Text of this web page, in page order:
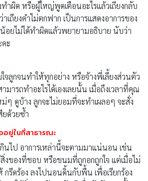
ำผิด หรือผู้ใหญ่พูดเตือนอะไรแล้วเถียงกลับ
เถียงคำไม่ตกฟาก เป็นการแสดงอาการของ
อยไม่ได้ทำผิดแล้วพยายามอธิบาย นับว่า
ะ
ลูกจนทำให้ทุกอย่าง หรือจ้างพี่เลี้ยงส่วนตัว
มารถทำอะไรได้เองเลยนั้น เมื่อถึงเวลาที่คุณ
ม่ๆ ดูบ้าง ลูกจะไม่ยอมที่จะทำเผลอๆ จะสั่ง
ด้วยซ้ำ
อยู่ในที่สาธารณะ
นไป อาการเหล่านี้จะตามมาแน่นอน เช่น
สิ่งของที่ชอบ หรือขนมที่ถูกอกถูกใจ แต่เมื่อไม่
กรีดร้อง ลงไปนอนดิ้นกับพื้น เพื่อเรียกร้อง